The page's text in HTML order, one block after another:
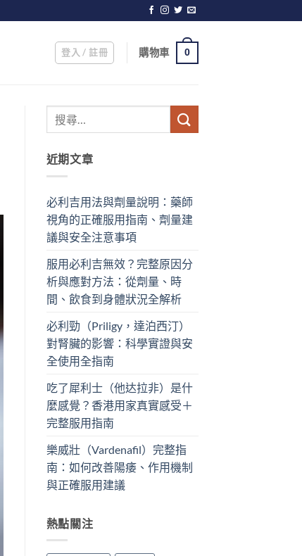
登入 / 註冊 購物車 0
近期文章
必利吉用法與劑量說明：藥師
視角的正確服用指南、劑量建
議與安全注意事項
服用必利吉無效？完整原因分
析與應對方法：從劑量、時
間、飲食到身體狀況全解析
必利勁（Priligy，達泊西汀）
對腎臟的影響：科學實證與安
全使用全指南
吃了犀利士（他达拉非）是什
麼感覺？香港用家真實感受＋
完整服用指南
樂威壯（Vardenafil）完整指
南：如何改善陽痿、作用機制
與正確服用建議
熱點關注